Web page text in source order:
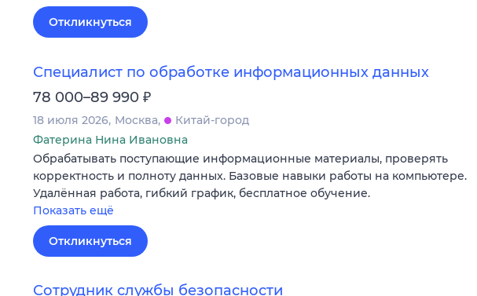
Откликнуться
Специалист по обработке информационных данных
78 000–89 990 ₽
18 июля 2026 Москва
Китай-город
Фатерина Нина Ивановна
Обрабатывать поступающие информационные материалы, проверять
корректность и полноту данных. Базовые навыки работы на компьютере.
Удалённая работа, гибкий график, бесплатное обучение.
Показать ещё
Откликнуться
Сотрудник службы безопасности